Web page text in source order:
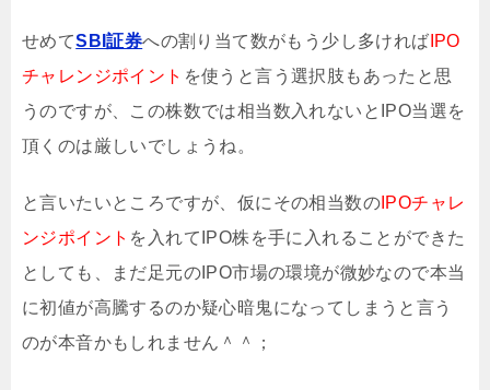
せめてSBI証券への割り当て数がもう少し多ければ IPO
チャレンジポイント を使うと言う選択肢もあったと思
うのですが、この株数では相当数入れないとIPO当選を
頂くのは厳しいでしょうね。
と言いたいところですが、仮にその相当数の IPOチャレ
ンジポイント を入れてIPO株を手に入れることができた
としても、まだ足元のIPO市場の環境が微妙なので本当
に初値が高騰するのか疑心暗鬼になってしまうと言う
のが本音かもしれません＾＾；